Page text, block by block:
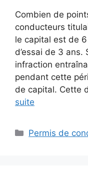
Combien de
conducteurs
le capital est de
d’essai de 3 ans.
infraction
pendant cette
de capital. Cette
suite
Catégories
Permis de